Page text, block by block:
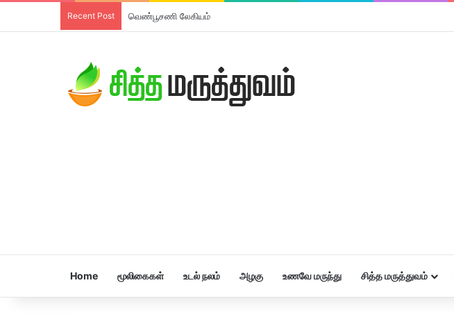
Recent Post திரிபலா லேகியம்
Home மூலிகைகள் உடல் நலம் அழகு உணவே மருந்து சித்த மருத்துவம்